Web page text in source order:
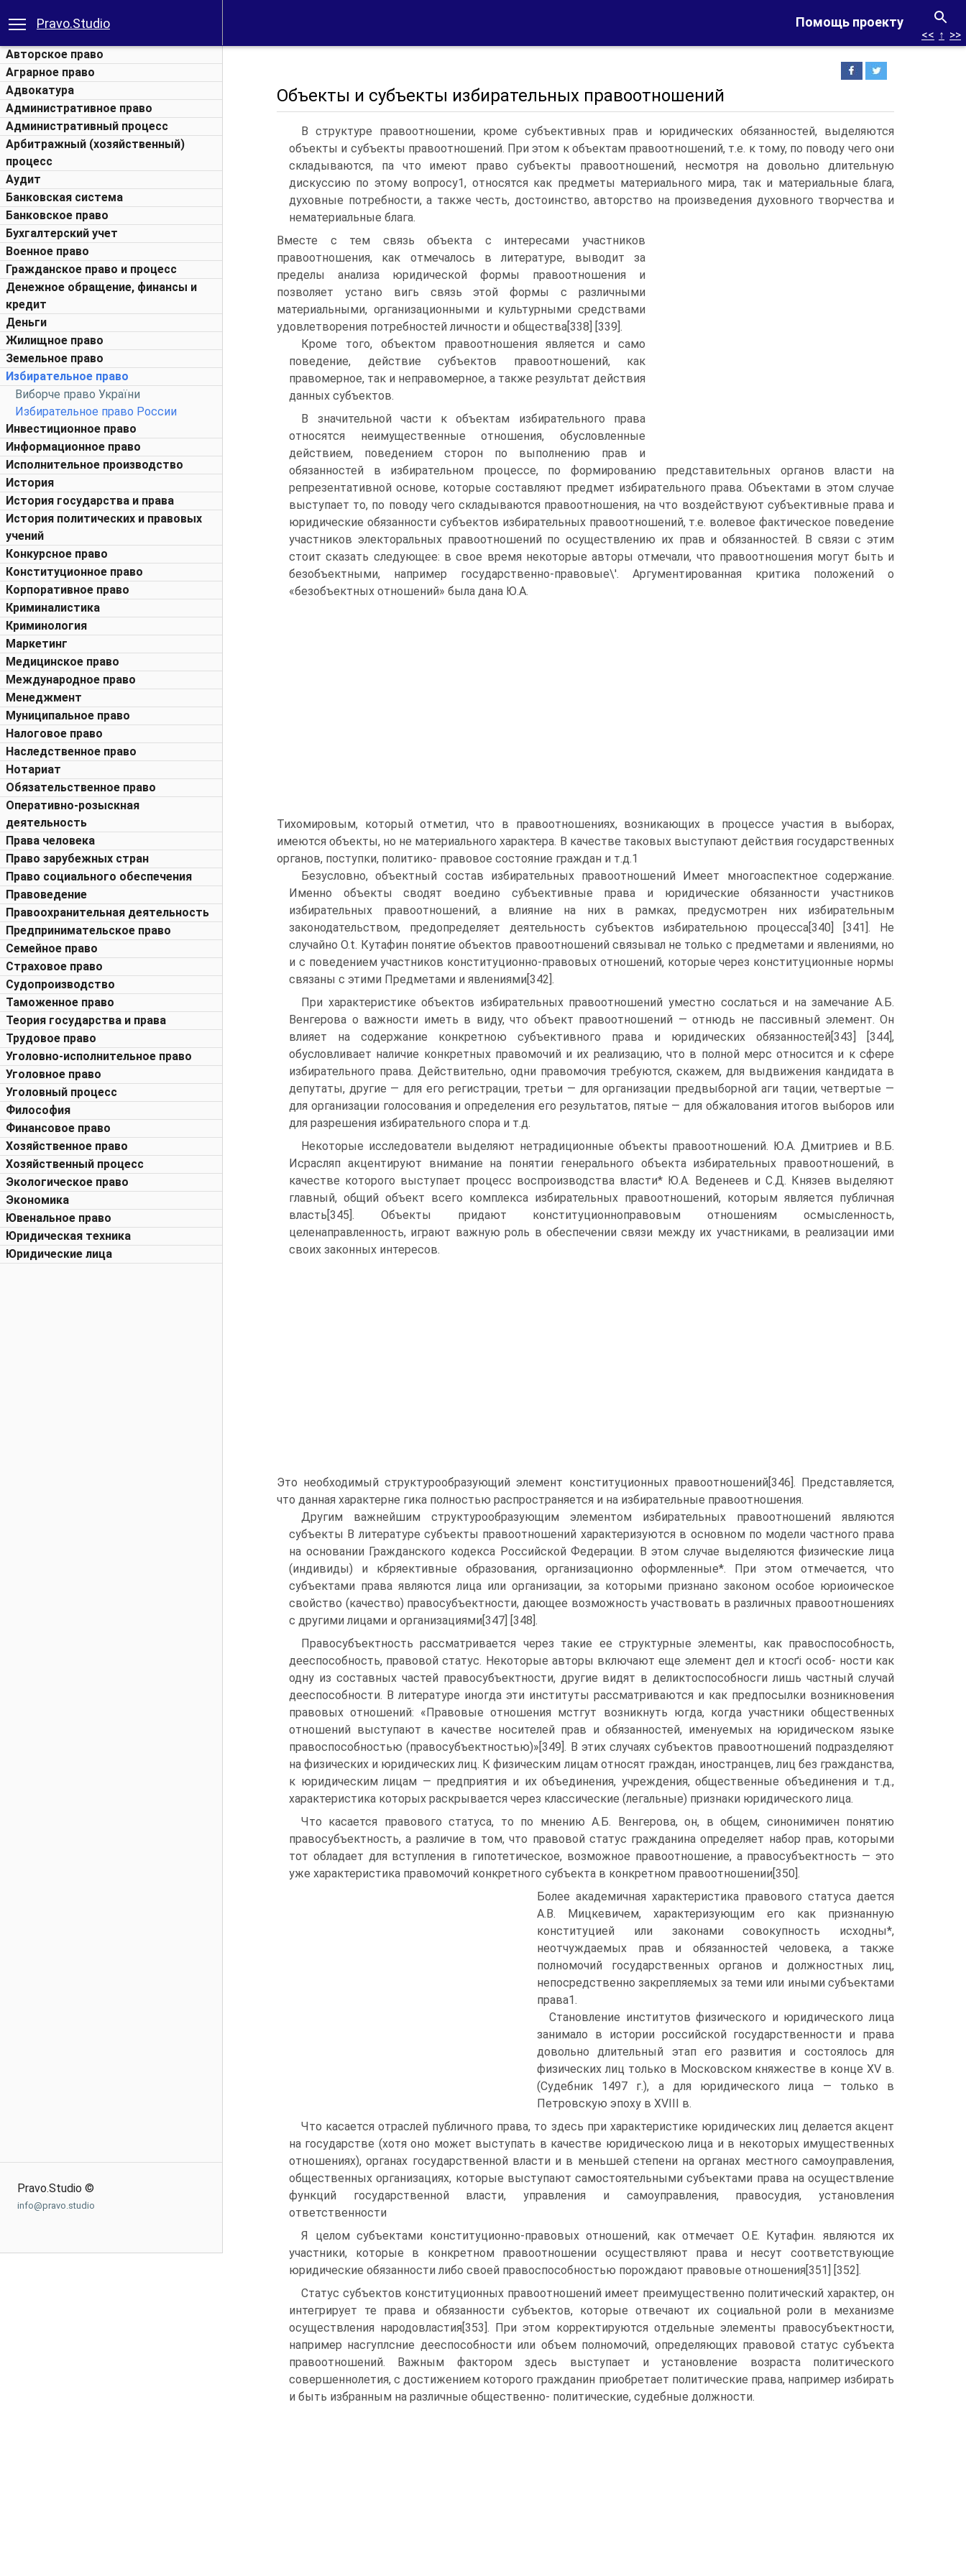
Помощь проекту
Pravo.Studio
Авторское право
Аграрное право
Адвокатура
Административное право
Административный процесс
Арбитражный (хозяйственный)
процесс
Аудит
Банковская система
Банковское право
Бухгалтерский учет
Военное право
Гражданское право и процесс
Денежное обращение, финансы и
кредит
Деньги
Жилищное право
Земельное право
Избирательное право
Виборче право України
Избирательное право России
Инвестиционное право
Информационное право
Исполнительное производство
История
История государства и права
История политических и правовых
учений
Конкурсное право
Конституционное право
Корпоративное право
Криминалистика
Криминология
Маркетинг
Медицинское право
Международное право
Менеджмент
Муниципальное право
Налоговое право
Наследственное право
Нотариат
Обязательственное право
Оперативно-розыскная
деятельность
Права человека
Право зарубежных стран
Право социального обеспечения
Правоведение
Правоохранительная деятельность
Предпринимательское право
Семейное право
Страховое право
Судопроизводство
Таможенное право
Теория государства и права
Трудовое право
Уголовно-исполнительное право
Уголовное право
Уголовный процесс
Философия
Финансовое право
Хозяйственное право
Хозяйственный процесс
Экологическое право
Экономика
Ювенальное право
Юридическая техника
Юридические лица
Pravo.Studio ©
info@pravo.studio
<< ↑ >>
Объекты и субъекты избирательных правоотношений
В структуре правоотношении, кроме субъективных прав и юридических обязанностей, выделяются
объекты и субъекты правоотношений. При этом к объектам правоотношений, т.е. к тому, по поводу чего они
складываются, па что имеют право субъекты правоотношений, несмотря на довольно длительную
дискуссию по этому вопросу1, относятся как предметы материального мира, так и материальные блага,
духовные потребности, а также честь, достоинство, авторство на произведения духовного творчества и
нематериальные блага.
Вместе с тем связь объекта с интересами участников
правоотношения, как отмечалось в литературе, выводит за
пределы анализа юридической формы правоотношения и
позволяет устано вигь связь этой формы с различными
материальными, организационными и культурными средствами
удовлетворения потребностей личности и общества[338] [339].
Кроме того, объектом правоотношения является и само
поведение, действие субъектов правоотношений, как
правомерное, так и неправомерное, а также результат действия
данных субъектов.
В значительной части к объектам избирательного права
относятся неимущественные отношения, обусловленные
действием, поведением сторон по выполнению прав и
обязанностей в избирательном процессе, по формированию представительных органов власти на
репрезентативной основе, которые составляют предмет избирательного права. Объектами в этом случае
выступает то, по поводу чего складываются правоотношения, на что воздействуют субъективные права и
юридические обязанности субъектов избирательных правоотношений, т.е. волевое фактическое поведение
участников электоральных правоотношений по осуществлению их прав и обязанностей. В связи с этим
стоит сказать следующее: в свое время некоторые авторы отмечали, что правоотношения могут быть и
безобъектными, например государственно-правовые\'. Аргументированная критика положений о
«безобъектных отношений» была дана Ю.А.
Тихомировым, который отметил, что в правоотношениях, возникающих в процессе участия в выборах,
имеются объекты, но не материального характера. В качестве таковых выступают действия государственных
органов, поступки, политико- правовое состояние граждан и т.д.1
Безусловно, объектный состав избирательных правоотношений Имеет многоаспектное содержание.
Именно объекты сводят воедино субъективные права и юридические обязанности участников
избирательных правоотношений, а влияние на них в рамках, предусмотрен них избирательным
законодательством, предопределяет деятельность субъектов избирательною процесса[340] [341]. Не
случайно O.t. Кутафин понятие объектов правоотношений связывал не только с предметами и явлениями, но
и с поведением участников конституционно-правовых отношений, которые через конституционные нормы
связаны с этими Предметами и явлениями[342].
При характеристике объектов избирательных правоотношений уместно сослаться и на замечание А.Б.
Венгерова о важности иметь в виду, что объект правоотношений — отнюдь не пассивный элемент. Он
влияет на содержание конкретною субъективного права и юридических обязанностей[343] [344],
обусловливает наличие конкретных правомочий и их реализацию, что в полной мерс относится и к сфере
избирательного права. Действительно, одни правомочия требуются, скажем, для выдвижения кандидата в
депутаты, другие — для его регистрации, третьи — для организации предвыборной аги тации, четвертые —
для организации голосования и определения его результатов, пятые — для обжалования итогов выборов или
для разрешения избирательного спора и т.д.
Некоторые исследователи выделяют нетрадиционные объекты правоотношений. Ю.А. Дмитриев и В.Б.
Исрасляп акцентируют внимание на понятии генерального объекта избирательных правоотношений, в
качестве которого выступает процесс воспроизводства власти* Ю.А. Веденеев и С.Д. Князев выделяют
главный, общий объект всего комплекса избирательных правоотношений, которым является публичная
власть[345]. Объекты придают конституционноправовым отношениям осмысленность,
целенаправленность, играют важную роль в обеспечении связи между их участниками, в реализации ими
своих законных интересов.
Это необходимый структурообразующий элемент конституционных правоотношений[346]. Представляется,
что данная характерне гика полностью распространяется и на избирательные правоотношения.
Другим важнейшим структурообразующим элементом избирательных правоотношений являются
субъекты В литературе субъекты правоотношений характеризуются в основном по модели частного права
на основании Гражданского кодекса Российской Федерации. В этом случае выделяются физические лица
(индивиды) и кбряективные образования, организационно оформленные*. При этом отмечается, что
субъектами права являются лица или организации, за которыми признано законом особое юриоическое
свойство (качество) правосубъектности, дающее возможность участвовать в различных правоотношениях
с другими лицами и организациями[347] [348].
Правосубъектность рассматривается через такие ее структурные элементы, как правоспособность,
дееспособность, правовой статус. Некоторые авторы включают еще элемент дел и ктосґі особ- ности как
одну из составных частей правосубъектности, другие видят в деликтоспособносги лишь частный случай
дееспособности. В литературе иногда эти институты рассматриваются и как предпосылки возникновения
правовых отношений: «Правовые отношения мстгут возникнуть югда, когда участники общественных
отношений выступают в качестве носителей прав и обязанностей, именуемых на юридическом языке
правоспособностью (правосубъектностью)»[349]. В этих случаях субъектов правоотношений подразделяют
на физических и юридических лиц. К физическим лицам относят граждан, иностранцев, лиц без гражданства,
к юридическим лицам — предприятия и их объединения, учреждения, общественные объединения и т.д.,
характеристика которых раскрывается через классические (легальные) признаки юридического лица.
Что касается правового статуса, то по мнению А.Б. Венгерова, он, в общем, синонимичен понятию
правосубъектность, а различие в том, что правовой статус гражданина определяет набор прав, которыми
тот обладает для вступления в гипотетическое, возможное правоотношение, а правосубъектность — это
уже характеристика правомочий конкретного субъекта в конкретном правоотношении[350].
Более академичная характеристика правового статуса дается
А.В. Мицкевичем, характеризующим его как признанную
конституцией или законами совокупность исходны*,
неотчуждаемых прав и обязанностей человека, а также
полномочий государственных органов и должностных лиц,
непосредственно закрепляемых за теми или иными субъектами
права1.
Становление институтов физического и юридического лица
занимало в истории российской государственности и права
довольно длительный этап его развития и состоялось для
физических лиц только в Московском княжестве в конце XV в.
(Судебник 1497 г.), а для юридического лица — только в
Петровскую эпоху в XVIII в.
Что касается отраслей публичного права, то здесь при характеристике юридических лиц делается акцент
на государстве (хотя оно может выступать в качестве юридическою лица и в некоторых имущественных
отношениях), органах государственной власти и в меньшей степени на органах местного самоуправления,
общественных организациях, которые выступают самостоятельными субъектами права на осуществление
функций государственной власти, управления и самоуправления, правосудия, установления
ответственности
Я целом субъектами конституционно-правовых отношений, как отмечает О.Е. Кутафин. являются их
участники, которые в конкретном правоотношении осуществляют права и несут соответствующие
юридические обязанности либо своей правоспособностью порождают правовые отношения[351] [352].
Статус субъектов конституционных правоотношений имеет преимущественно политический характер, он
интегрирует те права и обязанности субъектов, которые отвечают их социальной роли в механизме
осуществления народовластия[353]. При этом корректируются отдельные элементы правосубъектности,
например насгуплсние дееспособности или объем полномочий, определяющих правовой статус субъекта
правоотношений. Важным фактором здесь выступает и установление возраста политического
совершеннолетия, с достижением которого гражданин приобретает политические права, например избирать
и быть избранным на различные общественно- политические, судебные должности.